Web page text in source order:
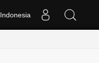
Indonesia